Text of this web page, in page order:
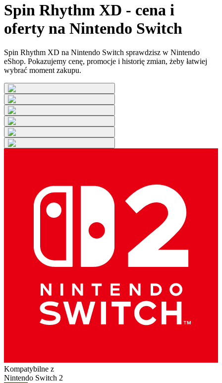
Spin Rhythm XD - cena i
oferty na Nintendo Switch
Spin Rhythm XD na Nintendo Switch sprawdzisz w Nintendo
eShop. Pokazujemy cenę, promocje i historię zmian, żeby łatwiej
wybrać moment zakupu.
Kompatybilne z
Nintendo Switch 2